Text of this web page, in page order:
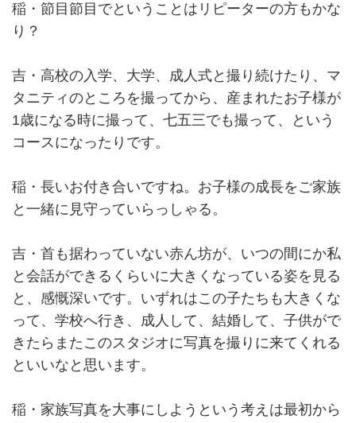
稲・節目節目でということはリピーターの方もかな
り？
吉・高校の入学、大学、成人式と撮り続けたり、マ
タニティのところを撮ってから、産まれたお子様が
1歳になる時に撮って、七五三でも撮って、という
コースになったりです。
稲・長いお付き合いですね。お子様の成長をご家族
と一緒に見守っていらっしゃる。
吉・首も据わっていない赤ん坊が、いつの間にか私
と会話ができるくらいに大きくなっている姿を見る
と、感慨深いです。いずれはこの子たちも大きくな
って、学校へ行き、成人して、結婚して、子供がで
きたらまたこのスタジオに写真を撮りに来てくれる
といいなと思います。
稲・家族写真を大事にしようという考えは最初から